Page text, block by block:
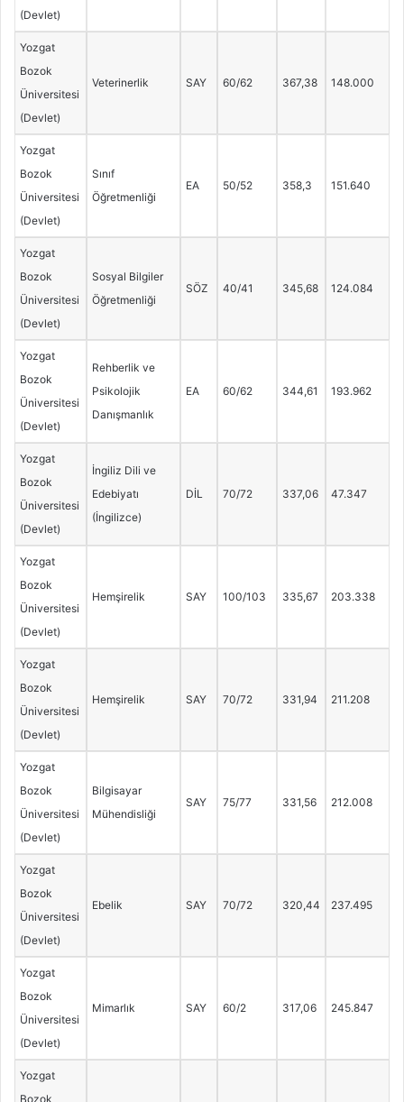
(Devlet)
Yozgat
Bozok
Üniversitesi
(Devlet)
Veterinerlik SAY 60/62 367,38 148.000
Yozgat
Bozok
Üniversitesi
(Devlet)
Sınıf
Öğretmenliği
EA 50/52 358,3 151.640
Yozgat
Bozok
Üniversitesi
(Devlet)
Sosyal Bilgiler
Öğretmenliği
SÖZ 40/41 345,68 124.084
Yozgat
Bozok
Üniversitesi
(Devlet)
Rehberlik ve
Psikolojik
Danışmanlık
EA 60/62 344,61 193.962
Yozgat
Bozok
Üniversitesi
(Devlet)
İngiliz Dili ve
Edebiyatı
(İngilizce)
DİL 70/72 337,06 47.347
Yozgat
Bozok
Üniversitesi
(Devlet)
Hemşirelik SAY 100/103 335,67 203.338
Yozgat
Bozok
Üniversitesi
(Devlet)
Hemşirelik SAY 70/72 331,94 211.208
Yozgat
Bozok
Üniversitesi
(Devlet)
Bilgisayar
Mühendisliği
SAY 75/77 331,56 212.008
Yozgat
Bozok
Üniversitesi
(Devlet)
Ebelik SAY 70/72 320,44 237.495
Yozgat
Bozok
Üniversitesi
(Devlet)
Mimarlık SAY 60/2 317,06 245.847
Yozgat
Bozok